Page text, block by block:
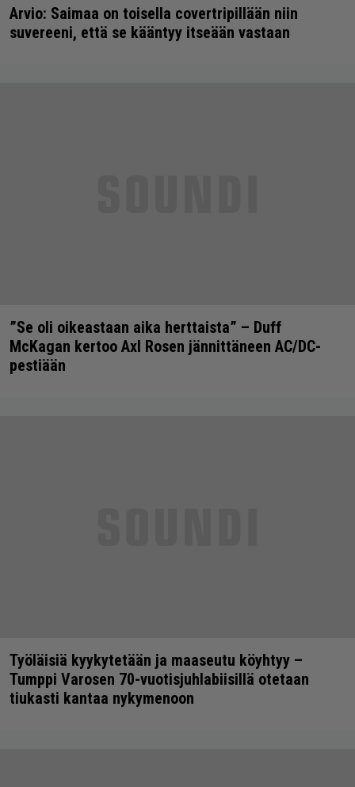
Arvio: Saimaa on toisella covertripillään niin
suvereeni, että se kääntyy itseään vastaan
”Se oli oikeastaan aika herttaista” – Duff
McKagan kertoo Axl Rosen jännittäneen AC/DC-
pestiään
Työläisiä kyykytetään ja maaseutu köyhtyy –
Tumppi Varosen 70-vuotisjuhlabiisillä otetaan
tiukasti kantaa nykymenoon